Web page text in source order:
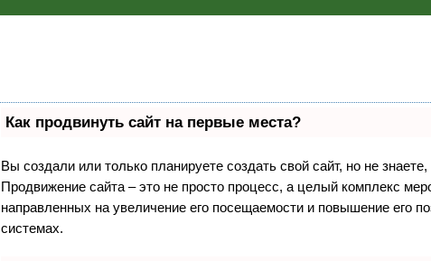
Как продвинуть сайт на первые места?
Вы создали или только планируете создать свой сайт, но не знаете,
Продвижение сайта – это не просто процесс, а целый комплекс
направленных на увеличение его посещаемости и повышение его
системах.